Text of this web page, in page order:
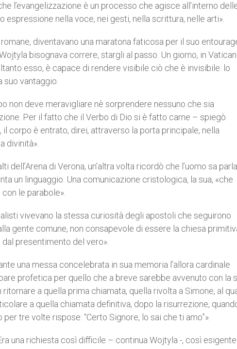
l’evangelizzazione è un processo che agisce all’interno
nella voce, nei gesti, nella scrittura, nelle arti».
diventavano una maratona faticosa per il suo
bisognava correre, stargli al passo. Un giorno, in
esso, è capace di rendere visibile ciò che è invisibile: lo
vantaggio.
non deve meravigliare nè sorprendere nessuno che sia
Per il fatto che il Verbo di Dio si è fatto carne – spiegò
corpo è entrato, direi, attraverso la porta principale, nella
divinità».
di Verona, un’altra volta ricordò che l’uomo sa
un linguaggio. Una comunicazione cristologica, la sua, «che
le parabole».
vivevano la stessa curiosità degli apostoli che seguirono
gente comune, non consapevole di essere la chiesa
presentimento del vero».
una messa concelebrata in sua memoria l’allora cardinale
profetica per quello che a breve sarebbe avvenuto con la
a quella prima chiamata, quella rivolta a Simone, al
a quella chiamata definitiva, dopo la risurrezione,
tre volte rispose: “Certo Signore, lo sai che ti amo”».
una richiesta così difficile – continua Wojtyla -, così esigente.